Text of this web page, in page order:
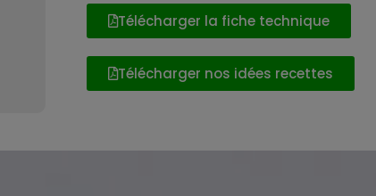
Télécharger la fiche technique
Télécharger nos idées recettes